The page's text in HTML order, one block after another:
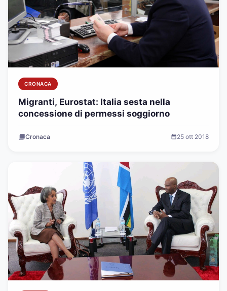
CRONACA
Migranti, Eurostat: Italia sesta nella
concessione di permessi soggiorno
Cronaca 25 ott 2018